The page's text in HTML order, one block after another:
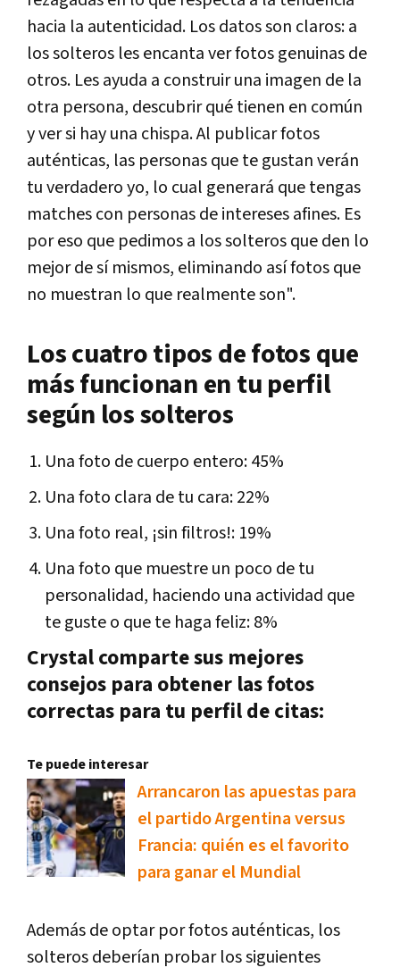
hacia la autenticidad. Los datos son claros: a
los solteros les encanta ver fotos genuinas de
otros. Les ayuda a construir una imagen de la
otra persona, descubrir qué tienen en común
y ver si hay una chispa. Al publicar fotos
auténticas, las personas que te gustan verán
tu verdadero yo, lo cual generará que tengas
matches con personas de intereses afines. Es
por eso que pedimos a los solteros que den lo
mejor de sí mismos, eliminando así fotos que
no muestran lo que realmente son".
Los cuatro tipos de fotos que
más funcionan en tu perfil
según los solteros
Una foto de cuerpo entero: 45%
Una foto clara de tu cara: 22%
Una foto real, ¡sin filtros!: 19%
Una foto que muestre un poco de tu
personalidad, haciendo una actividad que
te guste o que te haga feliz: 8%
Crystal comparte sus mejores
consejos para obtener las fotos
correctas para tu perfil de citas:
Te puede interesar
Arrancaron las apuestas para
el partido Argentina versus
Francia: quién es el favorito
para ganar el Mundial
Además de optar por fotos auténticas, los
solteros deberían probar los siguientes